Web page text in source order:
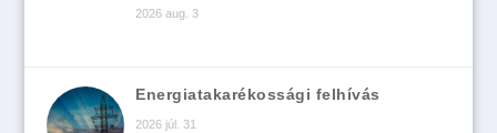
2026 aug. 3
Energiatakarékossági felhívás
2026 júl. 31